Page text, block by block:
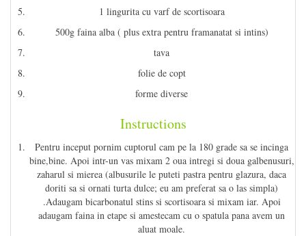
1 lingurita cu varf de scortisoara
500g faina alba ( plus extra pentru framanatat si intins)
tava
folie de copt
forme diverse
Instructions
Pentru inceput pornim cuptorul cam pe la 180 grade sa se incinga
bine,bine. Apoi intr-un vas mixam 2 oua intregi si doua galbenusuri,
zaharul si mierea (albusurile le puteti pastra pentru glazura, daca
doriti sa si ornati turta dulce; eu am preferat sa o las simpla)
.Adaugam bicarbonatul stins si scortisoara si mixam iar. Apoi
adaugam faina in etape si amestecam cu o spatula pana avem un
aluat moale.